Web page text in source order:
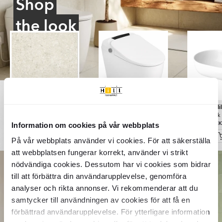
Information om cookies på vår webbplats
På vår webbplats använder vi cookies. För att säkerställa
att webbplatsen fungerar korrekt, använder vi strikt
nödvändiga cookies. Dessutom har vi cookies som bidrar
till att förbättra din användarupplevelse, genomföra
analyser och rikta annonser. Vi rekommenderar att du
samtycker till användningen av cookies för att få en
förbättrad användarupplevelse. För ytterligare information
Shop
the look
299SEK438SEK 15749SEK28512SEK SEK
Item